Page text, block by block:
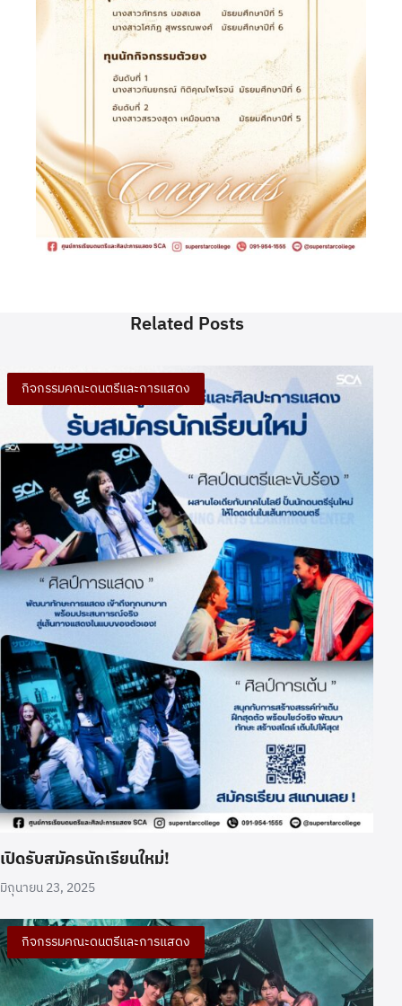
Related Posts
กิจกรรมคณะดนตรีและการแสดง
เปิดรับสมัครนักเรียนใหม่!
มิถุนายน 23, 2025
กิจกรรมคณะดนตรีและการแสดง